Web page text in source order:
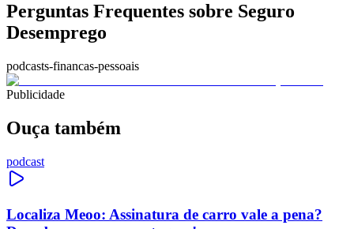
Perguntas Frequentes sobre Seguro
Desemprego
podcasts-financas-pessoais
Publicidade
Ouça também
podcast
Localiza Meoo: Assinatura de carro vale a pena?